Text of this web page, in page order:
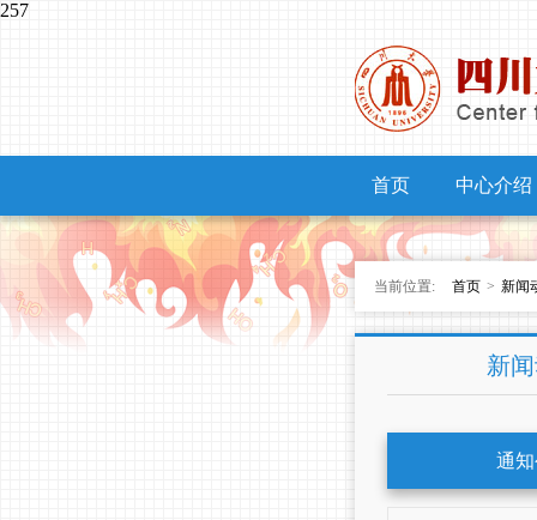
257
首页 中心介绍
当前位置: 首页 > 新闻
新
通